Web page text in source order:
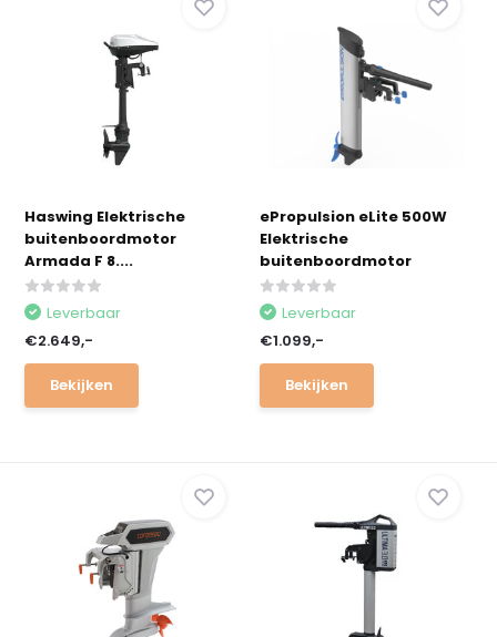
Haswing Elektrische
buitenboordmotor
Armada F 8....
Leverbaar
€2.649,-
Bekijken
ePropulsion eLite 500W
Elektrische
buitenboordmotor
Leverbaar
€1.099,-
Bekijken